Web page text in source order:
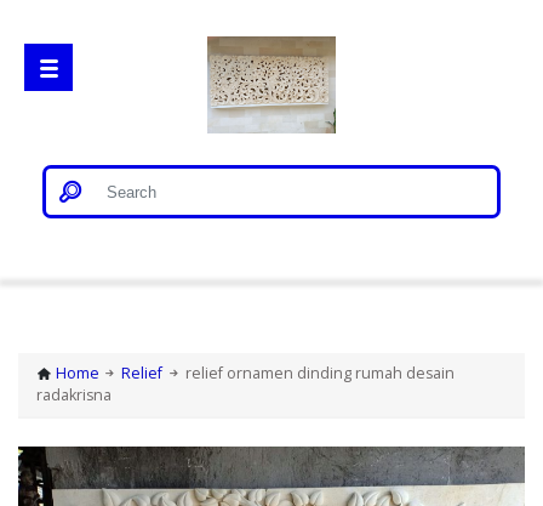
Gorong Gorong
Patung Bali
Home Relief
relief ornamen dinding rumah desain
radakrisna